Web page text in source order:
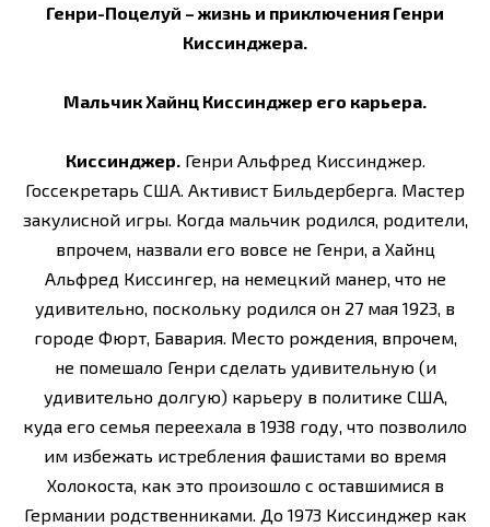
Генри-Поцелуй – жизнь и приключения Генри
Киссинджера.
Мальчик Хайнц Киссинджер его карьера.
Киссинджер.Генри Альфред Киссинджер.
Госсекретарь США. Активист Бильдерберга. Мастер
закулисной игры. Когда мальчик родился, родители,
впрочем, назвали его вовсе не Генри, а Хайнц
Альфред Киссингер, на немецкий манер, что не
удивительно, поскольку родился он 27 мая 1923, в
городе Фюрт, Бавария. Место рождения, впрочем,
не помешало Генри сделать удивительную (и
удивительно долгую) карьеру в политике США,
куда его семья переехала в 1938 году, что позволило
им избежать истребления фашистами во время
Холокоста, как это произошло с оставшимися в
Германии родственниками. До 1973 Киссинджер как